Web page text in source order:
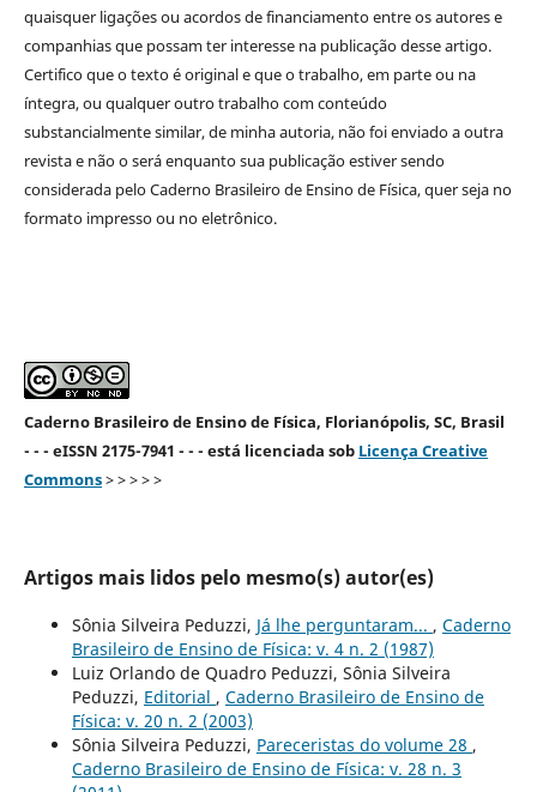
quaisquer ligações ou acordos de financiamento entre os autores e
companhias que possam ter interesse na publicação desse artigo.
Certifico que o texto é original e que o trabalho, em parte ou na
íntegra, ou qualquer outro trabalho com conteúdo
substancialmente similar, de minha autoria, não foi enviado a outra
revista e não o será enquanto sua publicação estiver sendo
considerada pelo Caderno Brasileiro de Ensino de Física, quer seja no
formato impresso ou no eletrônico.
Caderno Brasileiro de Ensino de Física, Florianópolis, SC, Brasil
- - - eISSN 2175-7941 - - - está licenciada sob Licença Creative
Commons> > > > >
Artigos mais lidos pelo mesmo(s) autor(es)
Sônia Silveira Peduzzi, Já lhe perguntaram... , Caderno
Brasileiro de Ensino de Física: v. 4 n. 2 (1987)
Luiz Orlando de Quadro Peduzzi, Sônia Silveira
Peduzzi, Editorial , Caderno Brasileiro de Ensino de
Física: v. 20 n. 2 (2003)
Sônia Silveira Peduzzi, Pareceristas do volume 28 ,
Caderno Brasileiro de Ensino de Física: v. 28 n. 3